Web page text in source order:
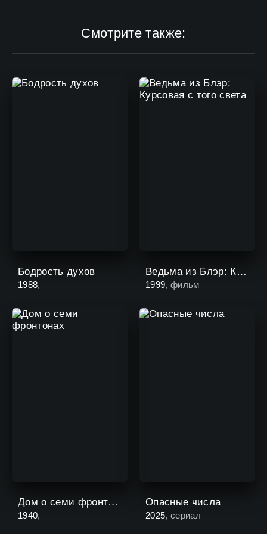
Смотрите также:
Бодрость духов
1988,
Ведьма из Блэр: Курсовая с того света
1999, фильм
Дом о семи фронтонах
1940,
Опасные числа
2025, сериал